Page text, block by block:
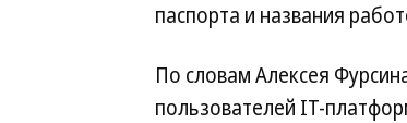
паспорта и названия
По словам Алексея
пользователей IT-